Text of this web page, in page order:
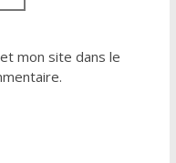
mon site dans le